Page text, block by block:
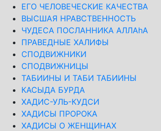
ЕГО ЧЕЛОВЕЧЕСКИЕ КАЧЕСТВА
ВЫСШАЯ НРАВСТВЕННОСТЬ
ЧУДЕСА ПОСЛАННИКА АЛЛАhА
ПРАВЕДНЫЕ ХАЛИФЫ
СПОДВИЖНИКИ
СПОДВИЖНИЦЫ
ТАБИИНЫ И ТАБИ ТАБИИНЫ
КАСЫДА БУРДА
ХАДИС-УЛЬ-КУДСИ
ХАДИСЫ ПРОРОКА
ХАДИСЫ О ЖЕНЩИНАХ